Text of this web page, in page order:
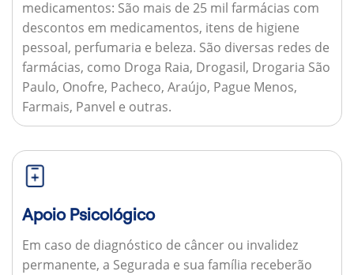
medicamentos: São mais de 25 mil farmácias com
descontos em medicamentos, itens de higiene
pessoal, perfumaria e beleza. São diversas redes de
farmácias, como Droga Raia, Drogasil, Drogaria São
Paulo, Onofre, Pacheco, Araújo, Pague Menos,
Farmais, Panvel e outras.
Apoio Psicológico
Em caso de diagnóstico de câncer ou invalidez
permanente, a Segurada e sua família receberão